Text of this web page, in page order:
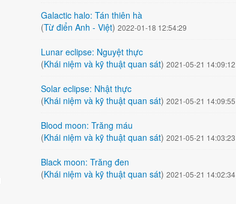
Galactic halo: Tán thiên hà
(Từ điển Anh - Việt)2022-01-18 12:54:29
Lunar eclipse: Nguyệt thực
(Khái niệm và kỹ thuật quan sát)2021-05-21 14:09:12
Solar eclipse: Nhật thực
(Khái niệm và kỹ thuật quan sát)2021-05-21 14:09:55
Blood moon: Trăng máu
(Khái niệm và kỹ thuật quan sát)2021-05-21 14:03:23
Black moon: Trăng đen
(Khái niệm và kỹ thuật quan sát)2021-05-21 14:02:34